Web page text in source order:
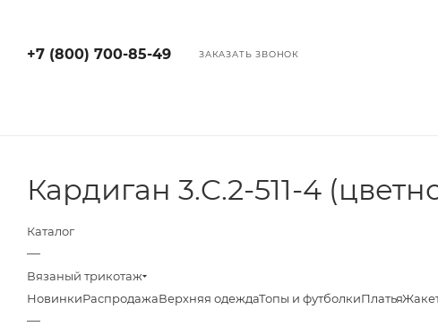
+7 (800) 700-85-49 ЗАКАЗАТЬ ЗВОНОК
Кардиган 3.C.2-511-4
Каталог
—
Вязаный трикотаж
НовинкиРаспродажаВерхняя одеждаТопы и футболкиПлатья
—